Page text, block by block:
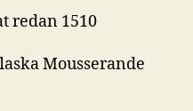
redan 1510
Mousserande